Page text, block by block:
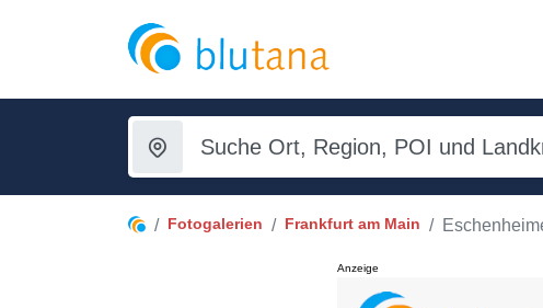
Fotogalerien Frankfurt am Main
Anzeige